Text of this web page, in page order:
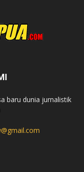
baru dunia jurnalistik